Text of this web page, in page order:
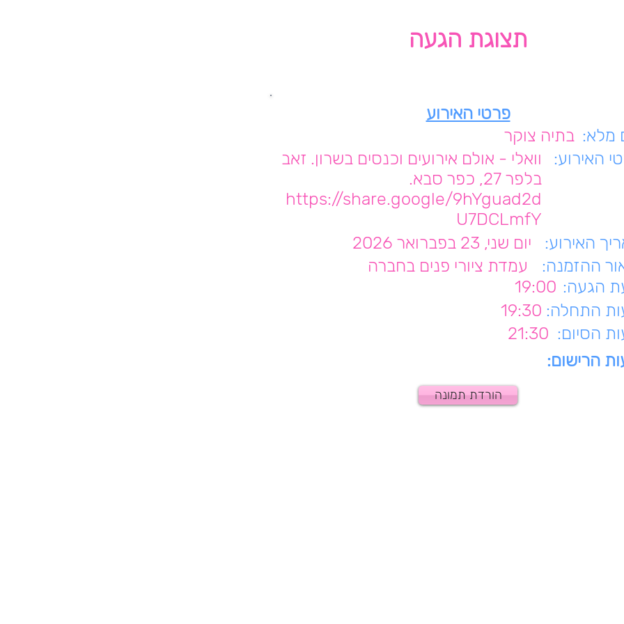
תצוגת הגעה
פרטי האירוע
מלא: בתיה צוקר
וואלי - אולם אירועים וכנסים בשרון. זאב
בלפר 27, כפר סבא.
https://share.google/9hYguad2d
U7DCLmfY
האירוע:
יום שני, 23 בפברואר 2026
האירוע:
עמדת ציורי פנים בחברה
ההזמנה:
19:00 הגעה:
19:30 התחלה:
21:30 הסיום:
הרישום:
הורדת תמונה